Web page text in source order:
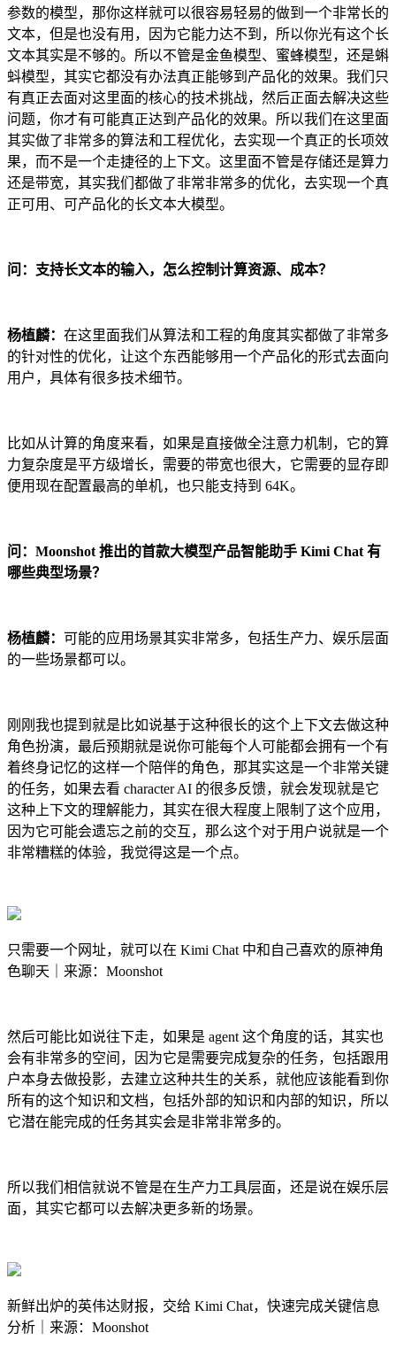
参数的模型，那你这样就可以很容易轻易的做到一个非常长的
文本，但是也没有用，因为它能力达不到，所以你光有这个长
文本其实是不够的。所以不管是金鱼模型、蜜蜂模型，还是蝌
蚪模型，其实它都没有办法真正能够到产品化的效果。我们只
有真正去面对这里面的核心的技术挑战，然后正面去解决这些
问题，你才有可能真正达到产品化的效果。所以我们在这里面
其实做了非常多的算法和工程优化，去实现一个真正的长项效
果，而不是一个走捷径的上下文。这里面不管是存储还是算力
还是带宽，其实我们都做了非常非常多的优化，去实现一个真
正可用、可产品化的长文本大模型。
问：支持长文本的输入，怎么控制计算资源、成本？
杨植麟： 在这里面我们从算法和工程的角度其实都做了非常多
的针对性的优化，让这个东西能够用一个产品化的形式去面向
用户，具体有很多技术细节。
比如从计算的角度来看，如果是直接做全注意力机制，它的算
力复杂度是平方级增长，需要的带宽也很大，它需要的显存即
便用现在配置最高的单机，也只能支持到 64K。
问：Moonshot 推出的首款大模型产品智能助手 Kimi Chat 有
哪些典型场景？
杨植麟： 可能的应用场景其实非常多，包括生产力、娱乐层面
的一些场景都可以。
刚刚我也提到就是比如说基于这种很长的这个上下文去做这种
角色扮演，最后预期就是说你可能每个人可能都会拥有一个有
着终身记忆的这样一个陪伴的角色，那其实这是一个非常关键
的任务，如果去看 character AI 的很多反馈，就会发现就是它
这种上下文的理解能力，其实在很大程度上限制了这个应用，
因为它可能会遗忘之前的交互，那么这个对于用户说就是一个
非常糟糕的体验，我觉得这是一个点。
只需要一个网址，就可以在 Kimi Chat 中和自己喜欢的原神角
色聊天｜来源：Moonshot
然后可能比如说往下走，如果是 agent 这个角度的话，其实也
会有非常多的空间，因为它是需要完成复杂的任务，包括跟用
户本身去做投影，去建立这种共生的关系，就他应该能看到你
所有的这个知识和文档，包括外部的知识和内部的知识，所以
它潜在能完成的任务其实会是非常非常多的。
所以我们相信就说不管是在生产力工具层面，还是说在娱乐层
面，其实它都可以去解决更多新的场景。
新鲜出炉的英伟达财报，交给 Kimi Chat，快速完成关键信息
分析｜来源：Moonshot